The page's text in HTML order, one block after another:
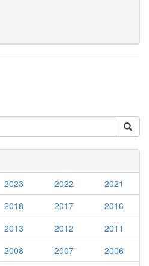
2023 2022
2021
2018 2017
2016
2013 2012
2011
2008 2007
2006